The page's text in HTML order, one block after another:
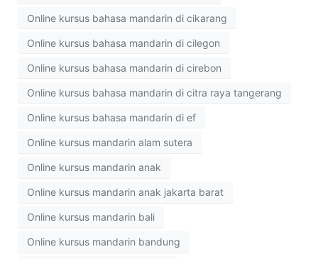
Online kursus bahasa mandarin di cikarang
Online kursus bahasa mandarin di cilegon
Online kursus bahasa mandarin di cirebon
Online kursus bahasa mandarin di citra raya tangerang
Online kursus bahasa mandarin di ef
Online kursus mandarin alam sutera
Online kursus mandarin anak
Online kursus mandarin anak jakarta barat
Online kursus mandarin bali
Online kursus mandarin bandung